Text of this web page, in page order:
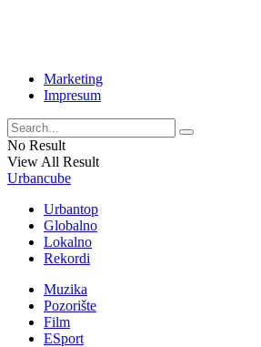
Marketing
Impresum
No Result
View All Result
Urbancube
Urbantop
Globalno
Lokalno
Rekordi
Muzika
Pozorište
Film
ESport